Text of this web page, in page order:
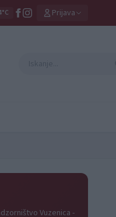
Prijava
Vuzenica -